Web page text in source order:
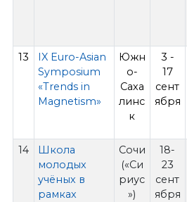
13
IX Euro-Asian
Symposium
«Trends in
Magnetism»
Южн
о-
Саха
линс
к
3 -
17
сент
ября
14
Школа
молодых
учёных в
рамках
Сочи
(«Си
риус
»)
18-
23
сент
ября